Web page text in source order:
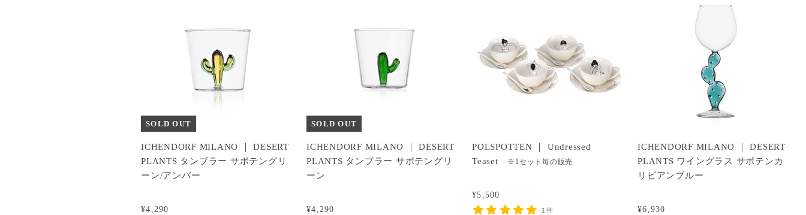
SOLD OUT
¥4,290
ICHENDORF MILANO ｜ DESERT
PLANTS タンブラー サボテングリ
ーン/アンバー
SOLD OUT
¥4,290
ICHENDORF MILANO ｜ DESERT
PLANTS タンブラー サボテングリ
ーン
¥5,500
POLSPOTTEN ｜ Undressed
Teaset
※1セット毎の販売
1件 ¥6,930
ICHENDORF MILANO ｜ DESERT
PLANTS ワイングラス サボテンカ
リビアンブルー